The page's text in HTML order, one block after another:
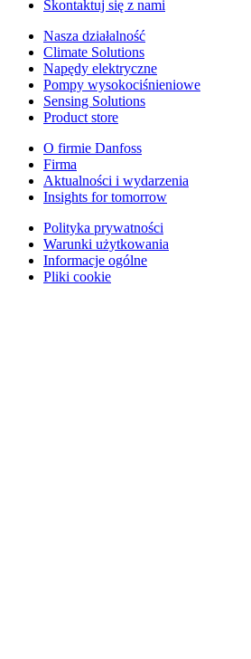
Skontaktuj się z nami
Nasza działalność
Climate Solutions
Napędy elektryczne
Pompy wysokociśnieniowe
Sensing Solutions
Product store
O firmie Danfoss
Firma
Aktualności i wydarzenia
Insights for tomorrow
Polityka prywatności
Warunki użytkowania
Informacje ogólne
Pliki cookie